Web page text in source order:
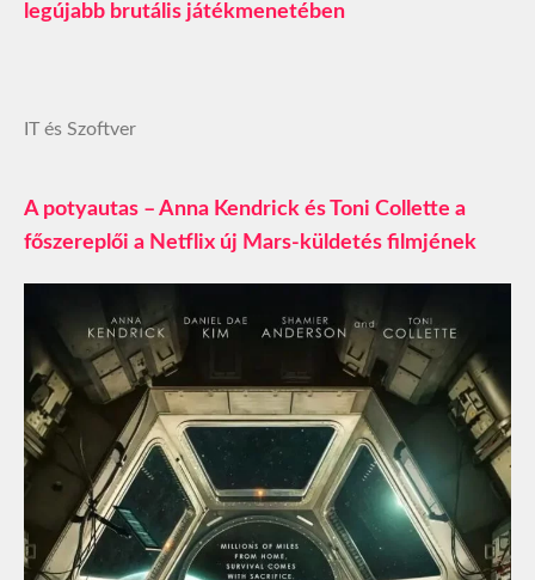
legújabb brutális játékmenetében
IT és Szoftver
A potyautas – Anna Kendrick és Toni Collette a
főszereplői a Netflix új Mars-küldetés filmjének